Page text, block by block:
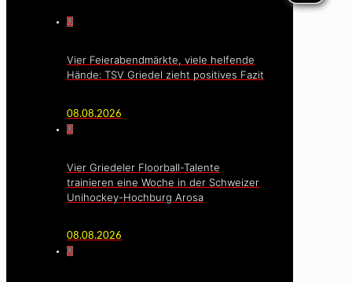
0
Vier Feierabendmärkte, viele helfende
Hände: TSV Griedel zieht positives Fazit
08.08.2026
0
Vier Griedeler Floorball-Talente
trainieren eine Woche in der Schweizer
Unihockey-Hochburg Arosa
08.08.2026
0